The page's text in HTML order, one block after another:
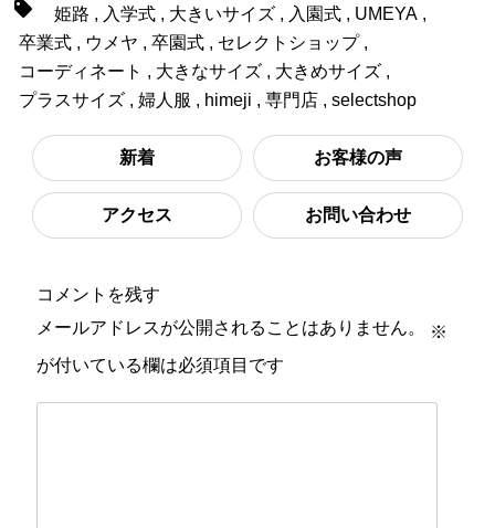
姫路 , 入学式 , 大きいサイズ , 入園式 , UMEYA ,
卒業式 , ウメヤ , 卒園式 , セレクトショップ ,
コーディネート , 大きなサイズ , 大きめサイズ ,
プラスサイズ , 婦人服 , himeji , 専門店 , selectshop
新着 お客様の声
アクセス お問い合わせ
コメントを残す
メールアドレスが公開されることはありません。
※
が付いている欄は必須項目です